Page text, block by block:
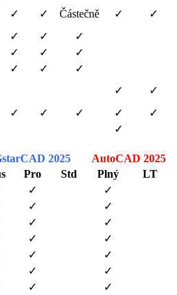
✓ ✓ Částečně ✓
✓
✓ ✓
✓
✓ ✓
✓
✓ ✓
✓
✓
✓
✓ ✓ ✓ ✓
✓
✓
2025
AutoCAD 2025
Pro Std Plný
LT
✓
✓
✓
✓
✓
✓
✓
✓
✓
✓
✓
✓
✓
✓